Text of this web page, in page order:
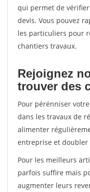
qui permet de
devis. Vous pouvez
les particuliers pour
chantiers travaux.
Rejoignez
trouver des
Pour pérénniser
dans les travaux de
alimenter
entreprise et
Pour les meilleurs
parfois suffire mais
augmenter leurs